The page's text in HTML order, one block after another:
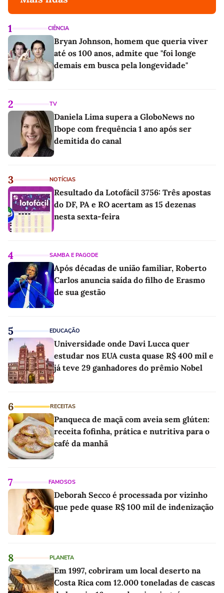
1 CIÊNCIA
Bryan Johnson, homem que queria viver
até os 100 anos, admite que "foi longe
demais em busca pela longevidade"
2 TV
Daniela Lima supera a GloboNews no
Ibope com frequência 1 ano após ser
demitida do canal
3 NOTÍCIAS
Resultado da Lotofácil 3756: Três apostas
do DF, PA e RO acertam as 15 dezenas
nesta sexta-feira
4 SAMBA E PAGODE
Após décadas de união familiar, Roberto
Carlos anuncia saída do filho de Erasmo
de sua gestão
5 EDUCAÇÃO
Universidade onde Davi Lucca quer
estudar nos EUA custa quase R$ 400 mil e
já teve 29 ganhadores do prêmio Nobel
6 RECEITAS
Panqueca de maçã com aveia sem glúten:
receita fofinha, prática e nutritiva para o
café da manhã
7 FAMOSOS
Deborah Secco é processada por vizinho
que pede quase R$ 100 mil de indenização
8 PLANETA
Em 1997, cobriram um local deserto na
Costa Rica com 12.000 toneladas de cascas